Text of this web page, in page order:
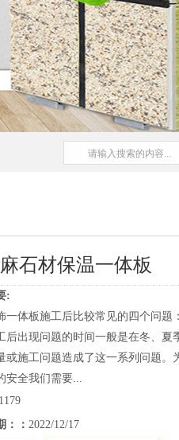
石材保温一体板
:
一体板施工后比较常见的四个问题
后出现问题的时间一般是在冬、夏
或施工问题造成了这一系列问题。
安全我们需要...
1179
：： 2022/12/17